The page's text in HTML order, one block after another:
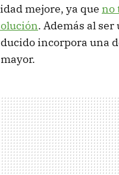
mejore, ya que no
. Además al
incorpora una